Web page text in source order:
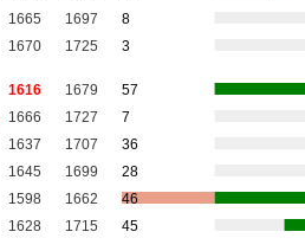
1665 1697
8
1670 1725 3
1616 1679
57
1666 1727
7
1637 1707
36
1645 1699
28
1598 1662
46
1628 1715 45